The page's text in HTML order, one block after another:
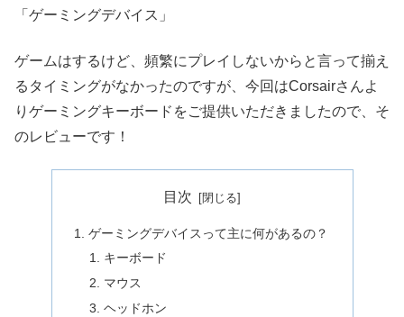
「ゲーミングデバイス」
ゲームはするけど、頻繁にプレイしないからと言って揃え
るタイミングがなかったのですが、今回はCorsairさんよ
りゲーミングキーボードをご提供いただきましたので、そ
のレビューです！
目次
ゲーミングデバイスって主に何があるの？
キーボード
マウス
ヘッドホン